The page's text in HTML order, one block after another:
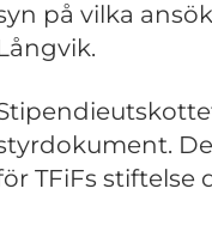
på vilka
TFiFs stiftelse